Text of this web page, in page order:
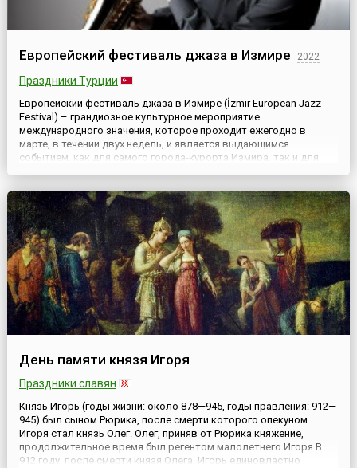
Европейский фестиваль джаза в Измире 2022
Праздники Турции
Европейский фестиваль джаза в Измире (İzmir European Jazz
Festival) – грандиозное культурное мероприятие
международного значения, которое проходит ежегодно в
марте, в течении двух недель, и является выдающимся
событием, как для самого города-курорта Измира, так и для
и вот уже более...
День памяти князя Игоря
Праздники славян
Князь Игорь (годы жизни: около 878—945, годы правления: 912—
945) был сыном Рюрика, после смерти которого опекуном
Игоря стал князь Олег. Олег, приняв от Рюрика княжение,
продолжительное время был регентом малолетнего Игоря.В
912 году, после смерти князя Олега, Игорь единовластно